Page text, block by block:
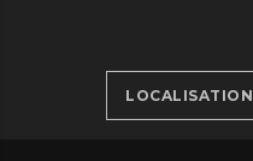
LOCALISATION